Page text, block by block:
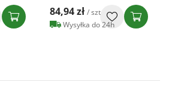
84,94 zł / szt
Wysyłka do 24h